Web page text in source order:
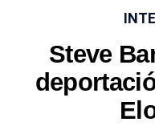
Steve